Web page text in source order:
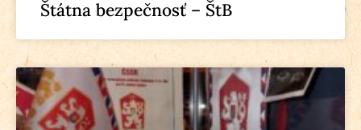
Štátna bezpečnosť – ŠtB